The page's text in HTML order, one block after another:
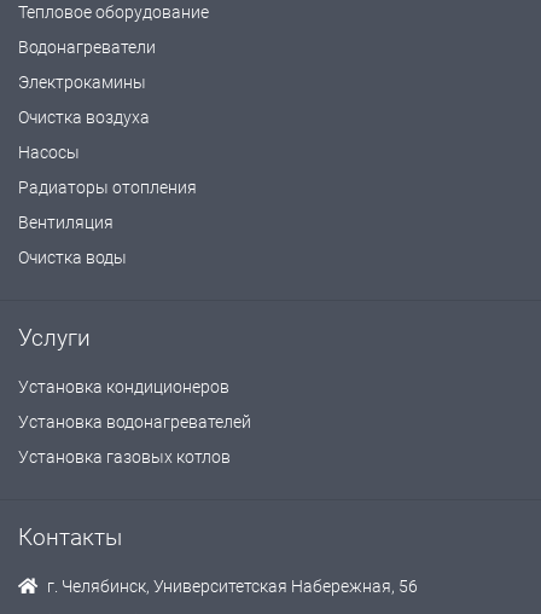
Тепловое оборудование
Водонагреватели
Электрокамины
Очистка воздуха
Насосы
Радиаторы отопления
Вентиляция
Очистка воды
Услуги
Установка кондиционеров
Установка водонагревателей
Установка газовых котлов
Контакты
г. Челябинск, Университетская Набережная, 56